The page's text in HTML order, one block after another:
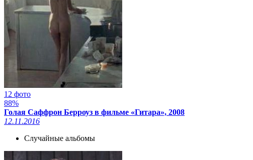
12 фото
88%
Голая Саффрон Берроуз в фильме «Гитара», 2008
12.11.2016
Случайные альбомы